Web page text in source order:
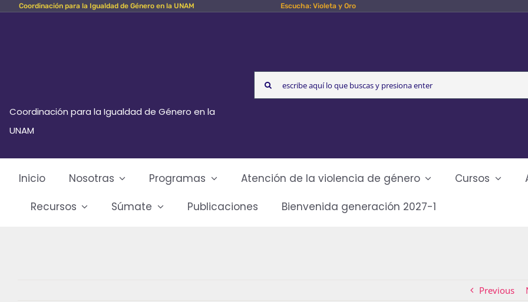
Skip Coordinación para la Igualdad de Género en la UNAM Escucha: Violeta y Oro
Coordinación para la Igualdad de Género en la
UNAM
Search
for:
Inicio Nosotras Programas Atención de la violencia de género Cursos
Recursos
Súmate Publicaciones Bienvenida generación 2027-1
Previous